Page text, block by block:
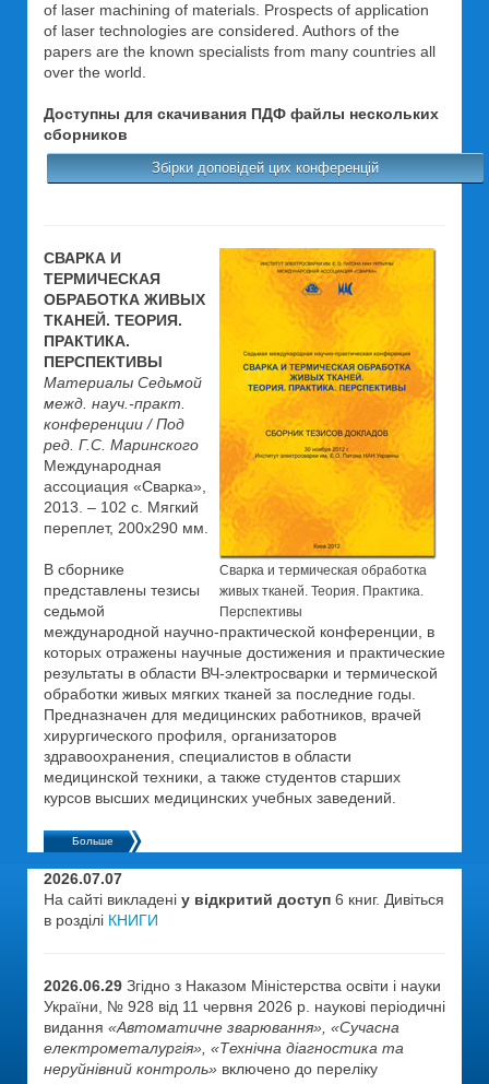
of laser machining of materials. Prospects of application
of laser technologies are considered. Authors of the
papers are the known specialists from many countries all
over the world.
Доступны для скачивания ПДФ файлы нескольких
сборников
Збірки доповідей цих конференцій
Сварка и термическая обработка
живых тканей. Теория. Практика.
Перспективы
СВАРКА И
ТЕРМИЧЕСКАЯ
ОБРАБОТКА ЖИВЫХ
ТКАНЕЙ. ТЕОРИЯ.
ПРАКТИКА.
ПЕРСПЕКТИВЫ
Материалы Седьмой
межд. науч.-практ.
конференции / Под
ред. Г.С. Маринского
Международная
ассоциация «Сварка»,
2013. – 102 с. Мягкий
переплет, 200х290 мм.
В сборнике
представлены тезисы
седьмой
международной научно-практической конференции, в
которых отражены научные достижения и практические
результаты в области ВЧ-электросварки и термической
обработки живых мягких тканей за последние годы.
Предназначен для медицинских работников, врачей
хирургического профиля, организаторов
здравоохранения, специалистов в области
медицинской техники, а также студентов старших
курсов высших медицинских учебных заведений.
Больше
2026.07.07
На сайті викладені у відкритий доступ 6 книг. Дивіться
в розділі КНИГИ
2026.06.29 Згідно з Наказом Міністерства освіти і науки
України, № 928 від 11 червня 2026 р. наукові періодичні
видання «Автоматичне зварювання», «Сучасна
електрометалургія», «Технічна діагностика та
неруйнівний контроль» включено до переліку